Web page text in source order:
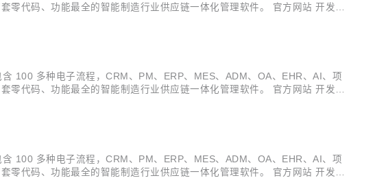
代码、功能最全的智能制造行业供应链一体化管理软件。 官方网站 开发文
100 多种电子流程，CRM、PM、ERP、MES、ADM、OA、EHR、AI、项
零代码、功能最全的智能制造行业供应链一体化管理软件。 官方网站 开发文
100 多种电子流程，CRM、PM、ERP、MES、ADM、OA、EHR、AI、项
代码、功能最全的智能制造行业供应链一体化管理软件。 官方网站 开发文